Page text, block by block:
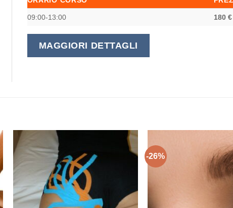
09:00-13:00 180 €
MAGGIORI DETTAGLI
-26%